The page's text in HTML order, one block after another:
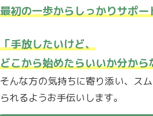
最初の一歩からしっかりサポー
「手放したいけど、
どこから始めたらいいか分から
そんな方の気持ちに寄り添い、ス
られるようお手伝いします。